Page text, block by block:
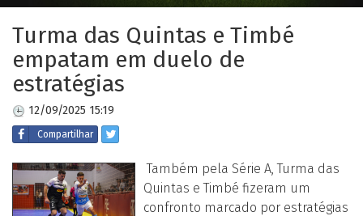
Turma das Quintas e Timbé
empatam em duelo de
estratégias
12/09/2025 15:19
Compartilhar
Também pela Série A, Turma das
Quintas e Timbé fizeram um
confronto marcado por estratégias